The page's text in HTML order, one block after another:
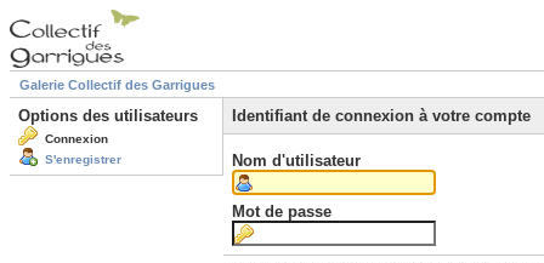
Galerie Collectif des Garrigues
Options des utilisateurs
Connexion
S'enregistrer
Identifiant de connexion à votre compte
Nom d'utilisateur
Mot de passe